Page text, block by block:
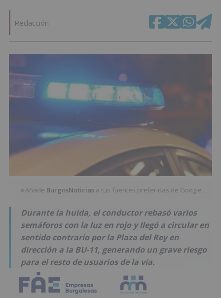
Redacción
★Añade BurgosNoticias a tus fuentes preferidas de Google
Durante la huida, el conductor rebasó varios
semáforos con la luz en rojo y llegó a circular en
sentido contrario por la Plaza del Rey en
dirección a la BU-11, generando un grave riesgo
para el resto de usuarios de la vía.